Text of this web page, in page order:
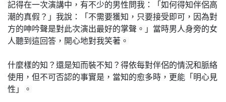
記得在一次演講中，有不少的男性問我：「如何得知伴侶高
潮的真假？」我說：「不需要獲知，只要接受即可，因為對
方的呻吟聲是對此次演出最好的掌聲。」當時男人身旁的女
人聽到這回答，開心地對我笑著。
什麼樣的知？還是知而裝不知？得依每對伴侶的情況和脈絡
使用，但不可否認的事實是，當知的愈多時，更能「明心見
性」。